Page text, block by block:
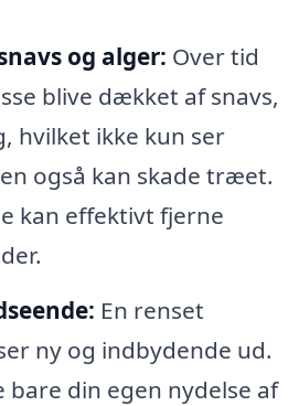
og alger: Over tid
blive dækket af snavs,
hvilket ikke kun ser
også kan skade træet.
kan effektivt fjerne
En renset
ny og indbydende ud.
bare din egen nydelse af